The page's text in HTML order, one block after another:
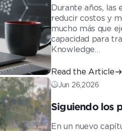
Durante años, las
reducir costos y
mucho más que
capacidad para
Knowledge…
Read the Article
Jun 26,2026
Siguiendo los
En un nuevo